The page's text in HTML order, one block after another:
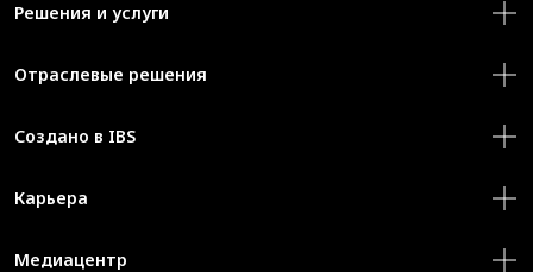
Решения и услуги
Отраслевые решения
Создано в IBS
Карьера
Медиацентр